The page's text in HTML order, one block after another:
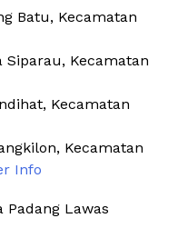
Batu, Kecamatan
Kecamatan
Kecamatan
Kecamatan
Info
Padang Lawas